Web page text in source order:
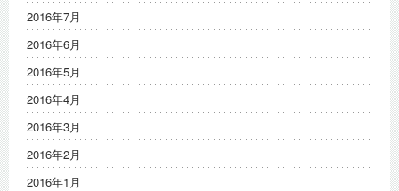
2016年7月
2016年6月
2016年5月
2016年4月
2016年3月
2016年2月
2016年1月